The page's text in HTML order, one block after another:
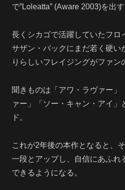
で”Loleatta” (Aware 2003)を出す
長くシカゴで活躍していたフロ
サザン・バックにまだ若く硬い
りらしいフレイジングがファン
聞きものは「アワ・ラヴァー」
ァー」「ソー・キャン・アイ」
ド。
これが2年後の本作となると、
一段とアップし、自信にあふれ
できるようになる。